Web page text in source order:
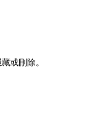
或刪除。